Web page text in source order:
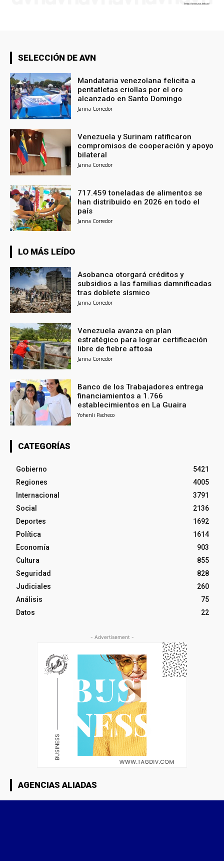
SELECCIÓN DE AVN
Mandataria venezolana felicita a
pentatletas criollas por el oro
alcanzado en Santo Domingo
Janna Corredor
Venezuela y Surinam ratificaron
compromisos de cooperación y apoyo
bilateral
Janna Corredor
717.459 toneladas de alimentos se
han distribuido en 2026 en todo el
país
Janna Corredor
LO MÁS LEÍDO
Asobanca otorgará créditos y
subsidios a las familias damnificadas
tras doblete sísmico
Janna Corredor
Venezuela avanza en plan
estratégico para lograr certificación
libre de fiebre aftosa
Janna Corredor
Banco de los Trabajadores entrega
financiamientos a 1.766
establecimientos en La Guaira
Yohenli Pacheco
CATEGORÍAS
Gobierno
5421
Regiones
4005
Internacional
3791
Social
2136
Deportes
1692
Política
1614
Economía
903
Cultura
855
Seguridad
828
Judiciales
260
Análisis
75
Datos
22
- Advertisement -
AGENCIAS ALIADAS